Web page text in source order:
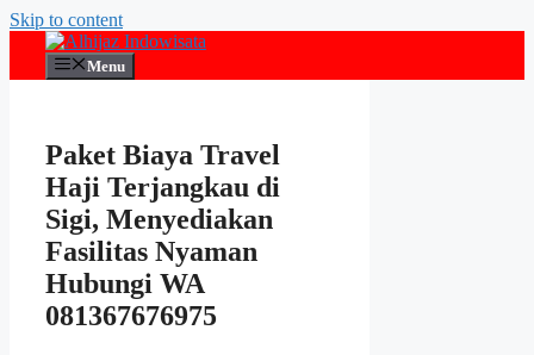
Skip to content
Menu
Paket Biaya Travel
Haji Terjangkau di
Sigi, Menyediakan
Fasilitas Nyaman
Hubungi WA
081367676975